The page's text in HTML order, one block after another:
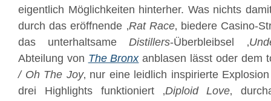
eigentlich Möglichkeiten hinterher. Was nichts
durch das eröffnende ‚Rat Race‚ biedere Casino-
das unterhaltsameDistillers-Überbleibsel ‚
Abteilung von The Bronxanblasen lässt oder dem
/ Oh The Joy‚ nur eine leidlich inspirierte
drei Highlights funktioniert ‚Diploid Love‚